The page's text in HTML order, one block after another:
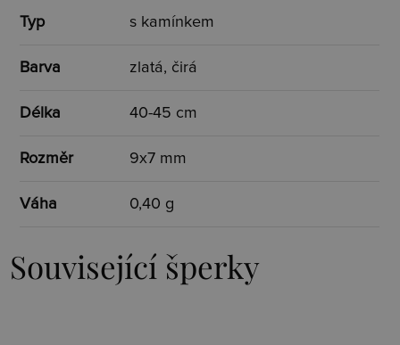
Typ s kamínkem
Barva zlatá, čirá
Délka 40-45 cm
Rozměr 9x7 mm
Váha 0,40 g
Související šperky